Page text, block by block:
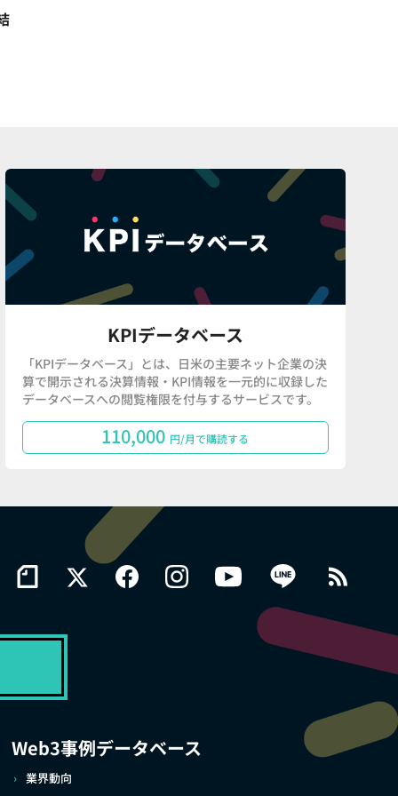
KPIデータベース
「KPIデータベース」とは、日米の主要ネット企業の決
算で開示される決算情報・KPI情報を一元的に収録した
データベースへの閲覧権限を付与するサービスです。
110,000 円/月で購読する
Web3事例データベース
業界動向